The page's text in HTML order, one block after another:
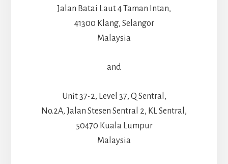
Jalan Batai Laut 4 Taman Intan,
41300 Klang, Selangor
Malaysia
and
Unit 37-2, Level 37, Q Sentral,
No.2A, Jalan Stesen Sentral 2, KL Sentral,
50470 Kuala Lumpur
Malaysia